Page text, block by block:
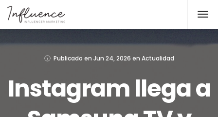
Publicado en Jun 24, 2026 en Actualidad
Instagram llega a